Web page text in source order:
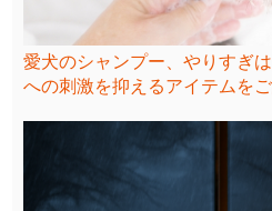
愛犬のシャンプー、やりすぎ
への刺激を抑えるアイテムをご